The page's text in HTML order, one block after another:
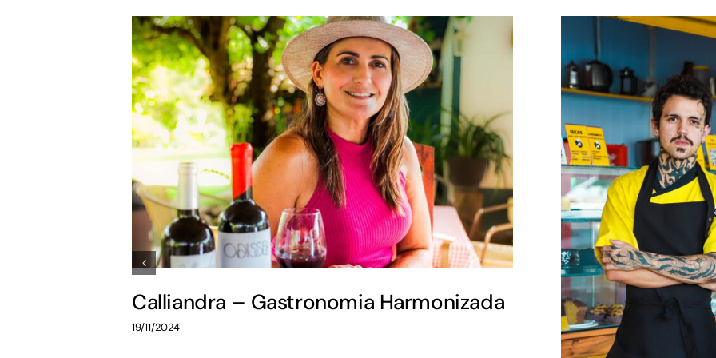
Calliandra – Gastronomia Harmonizada
19/11/2024